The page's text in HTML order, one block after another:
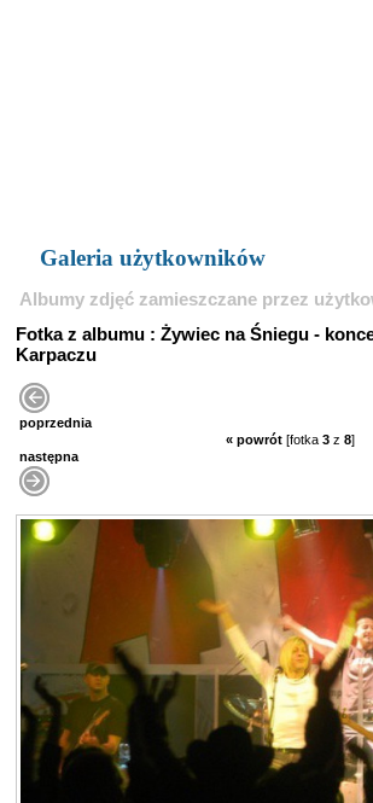
Galeria użytkowników
Albumy zdjęć zamieszczane przez
Fotka z albumu : Żywiec na Śniegu - koncert zespołu IRA w
Karpaczu
poprzednia
« powrót [fotka 3 z 8]
następna